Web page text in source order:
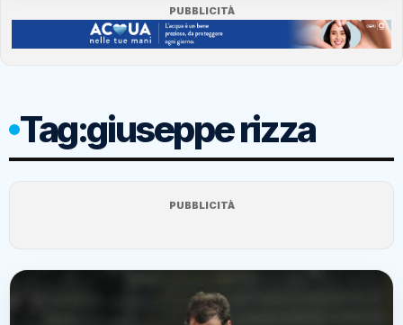
PUBBLICITÀ
Tag:giuseppe rizza
PUBBLICITÀ